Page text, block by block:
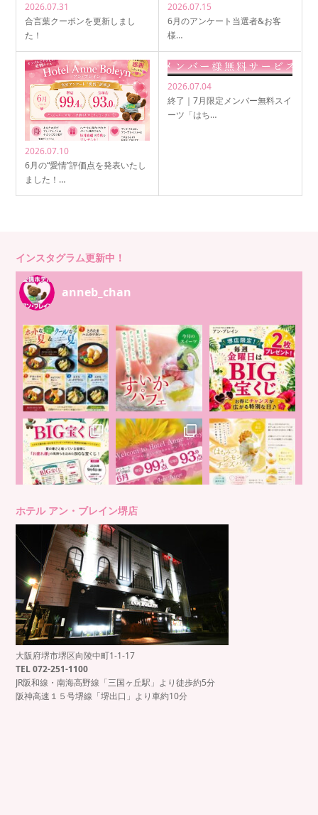
2026.07.31
合言葉クーポンを更新しまし
た！
2026.07.15
6月のアンケート当選者&お客
様…
2026.07.10
6月の“愛情”評価点を発表いたし
ました！…
2026.07.04
終了｜7月限定メンバー無料スイ
ーツ「はち…
インスタグラム更新中！
anneb_chan
ホテル アン・ブレイン堺店
大阪府堺市堺区向陵中町1-1-17
TEL 072-251-1100
JR阪和線・南海高野線「三国ヶ丘駅」より徒歩約5分
阪神高速１５号堺線「堺出口」より車約10分